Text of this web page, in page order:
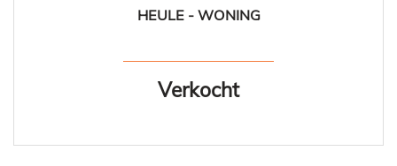
120 m² 3 1
HEULE - WONING
Verkocht